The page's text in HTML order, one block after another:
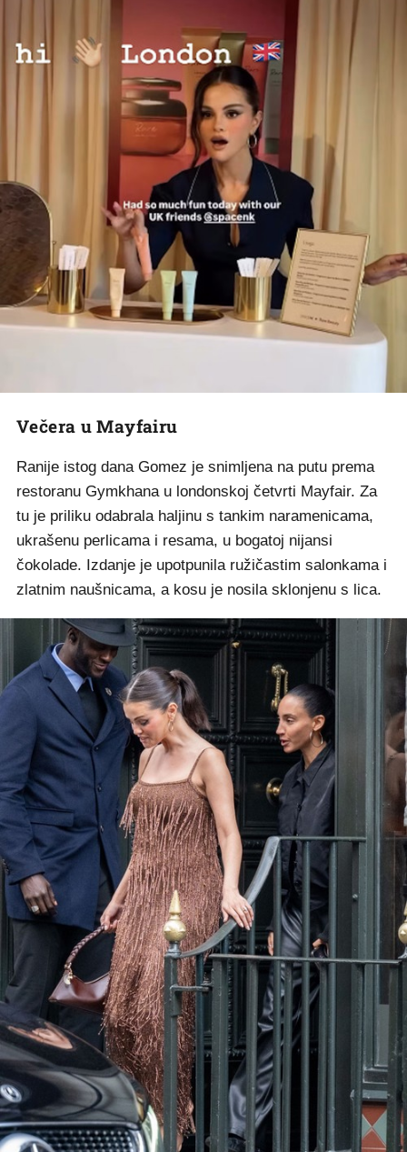
Večera u Mayfairu
Ranije istog dana Gomez je snimljena na putu prema
restoranu Gymkhana u londonskoj četvrti Mayfair. Za
tu je priliku odabrala haljinu s tankim naramenicama,
ukrašenu perlicama i resama, u bogatoj nijansi
čokolade. Izdanje je upotpunila ružičastim salonkama i
zlatnim naušnicama, a kosu je nosila sklonjenu s lica.